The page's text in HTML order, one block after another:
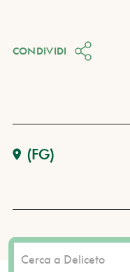
CONDIVIDI
(FG)